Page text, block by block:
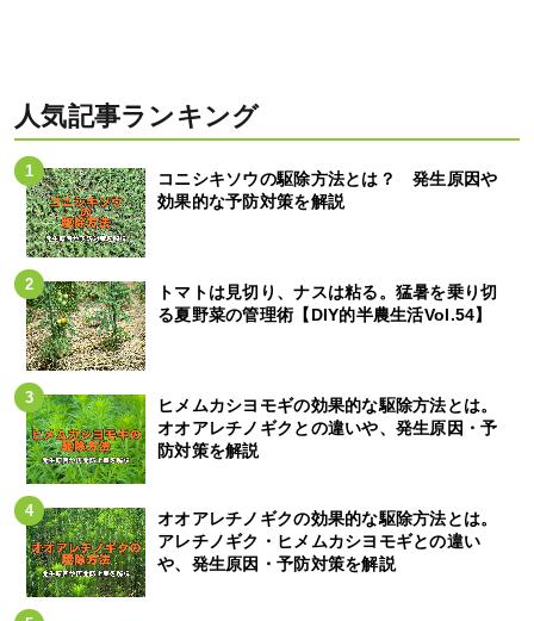
人気記事ランキング
コニシキソウの駆除方法とは？ 発生原因や
効果的な予防対策を解説
トマトは見切り、ナスは粘る。猛暑を乗り切
る夏野菜の管理術【DIY的半農生活Vol.54】
ヒメムカシヨモギの効果的な駆除方法とは。
オオアレチノギクとの違いや、発生原因・予
防対策を解説
オオアレチノギクの効果的な駆除方法とは。
アレチノギク・ヒメムカシヨモギとの違い
や、発生原因・予防対策を解説